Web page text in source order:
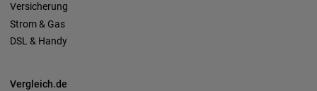
Versicherung
Strom & Gas
DSL & Handy
Vergleich.de